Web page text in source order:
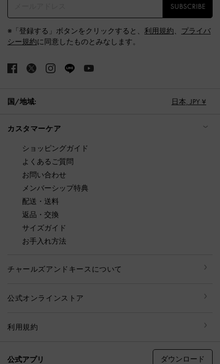
SUBSCRIBE
※「登録する」ボタンをクリックすると、 利用規約、 プライバ
シー規約に同意したものとみなします。
国/地域: 日本, JPY ¥
カスタマーケア
ショッピングガイド
よくあるご質問
お問い合わせ
メンバーシップ特典
配送・送料
返品・交換
サイズガイド
お手入れ方法
チャールズアンドキースについて
公式オンラインストア
利用規約
公式アプリ ダウンロード